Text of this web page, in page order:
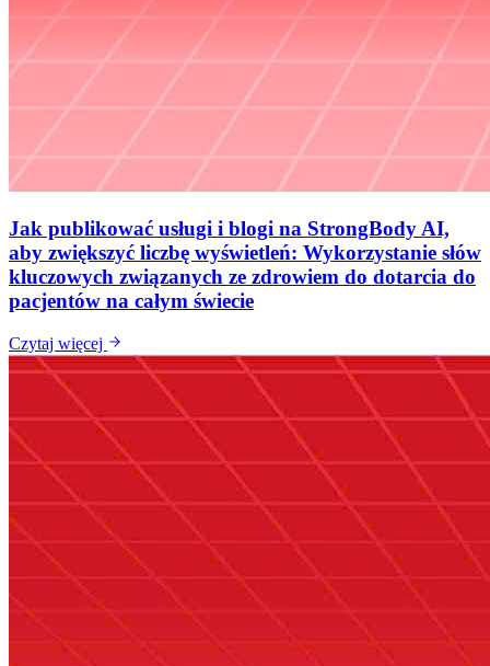
Jak publikować usługi i blogi na StrongBody AI,
aby zwiększyć liczbę wyświetleń: Wykorzystanie słów
kluczowych związanych ze zdrowiem do dotarcia do
pacjentów na całym świecie
Czytaj więcej